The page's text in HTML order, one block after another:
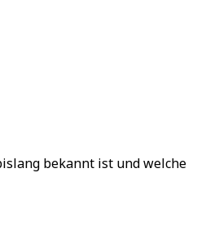
bekannt ist und welche